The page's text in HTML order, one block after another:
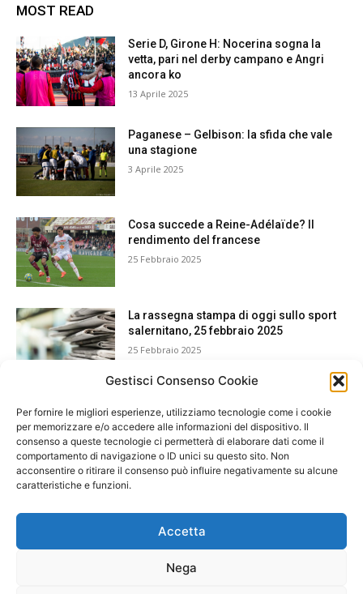
Gestisci Consenso Cookie
Per fornire le migliori esperienze, utilizziamo tecnologie come i cookie
per memorizzare e/o accedere alle informazioni del dispositivo. Il
consenso a queste tecnologie ci permetterà di elaborare dati come il
comportamento di navigazione o ID unici su questo sito. Non
acconsentire o ritirare il consenso può influire negativamente su alcune
caratteristiche e funzioni.
Accetta
Nega
MOST READ
Serie D, Girone H: Nocerina sogna la
vetta, pari nel derby campano e Angri
ancora ko
13 Aprile 2025
Paganese – Gelbison: la sfida che vale
una stagione
3 Aprile 2025
Cosa succede a Reine-Adélaïde? Il
rendimento del francese
25 Febbraio 2025
La rassegna stampa di oggi sullo sport
salernitano, 25 febbraio 2025
25 Febbraio 2025